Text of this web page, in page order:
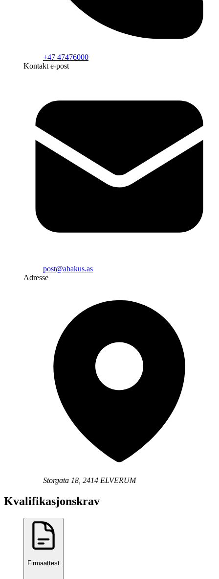
+47 47476000
Kontakt e-post
post@abakus.as
Adresse
Storgata 18, 2414 ELVERUM
Kvalifikasjonskrav
Firmaattest